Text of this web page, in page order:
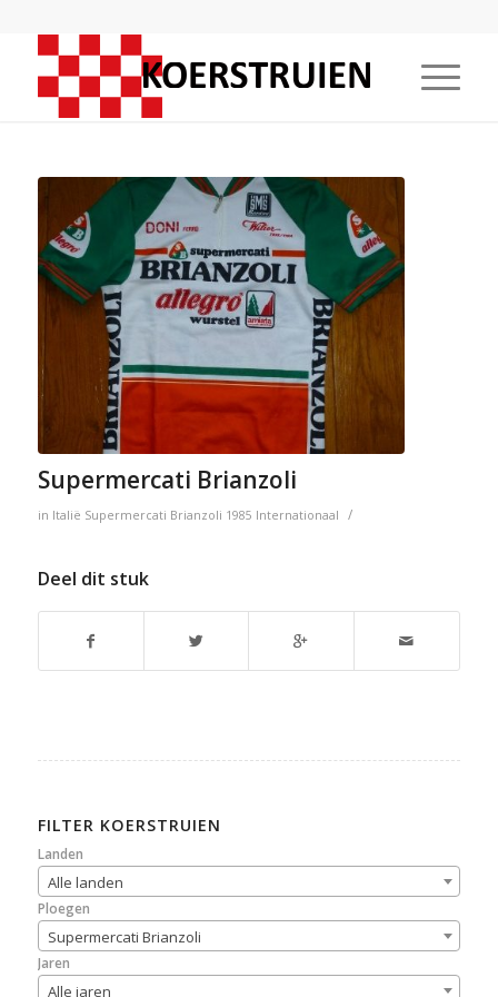
Supermercati Brianzoli
in Italië Supermercati Brianzoli 1985 Internationaal /
Deel dit stuk
FILTER KOERSTRUIEN
Landen
Alle landen
Ploegen
Supermercati Brianzoli
Jaren
Alle jaren